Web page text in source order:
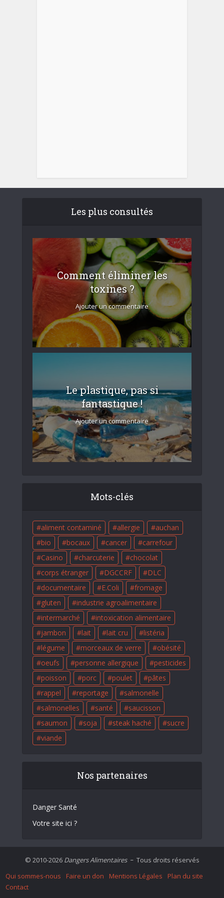
Les plus consultés
Comment éliminer les
toxines ?
Ajouter un commentaire
Le plastique, pas si
fantastique !
Ajouter un commentaire
Mots-clés
aliment contaminé allergie
auchan
bio
bocaux cancer
carrefour
Casino
charcuterie
chocolat
corps étranger
DGCCRF
DLC
documentaire
E.Coli
fromage
gluten
industrie agroalimentaire
intermarché
intoxication alimentaire
jambon
lait lait cru
listéria
légume
morceaux de verre
obésité
oeufs
personne allergique
pesticides
poisson
porc poulet
pâtes
rappel
reportage
salmonelle
salmonelles
santé
saucisson
saumon
soja steak haché
sucre
viande
Nos partenaires
Danger Santé
Votre site ici ?
© 2010-2026 Dangers Alimentaires – Tous droits réservés
Qui sommes-nous
Faire un don Mentions Légales
Plan du site
Contact